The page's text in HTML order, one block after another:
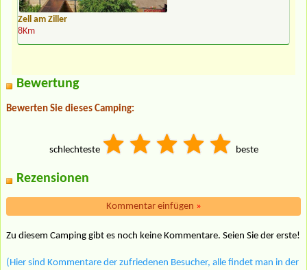
Zell am Ziller
8Km
Bewertung
Bewerten Sie dieses Camping:
schlechteste beste
Rezensionen
Kommentar einfügen »
Zu diesem Camping gibt es noch keine Kommentare. Seien Sie der erste!
(Hier sind Kommentare der zufriedenen Besucher, alle findet man in der